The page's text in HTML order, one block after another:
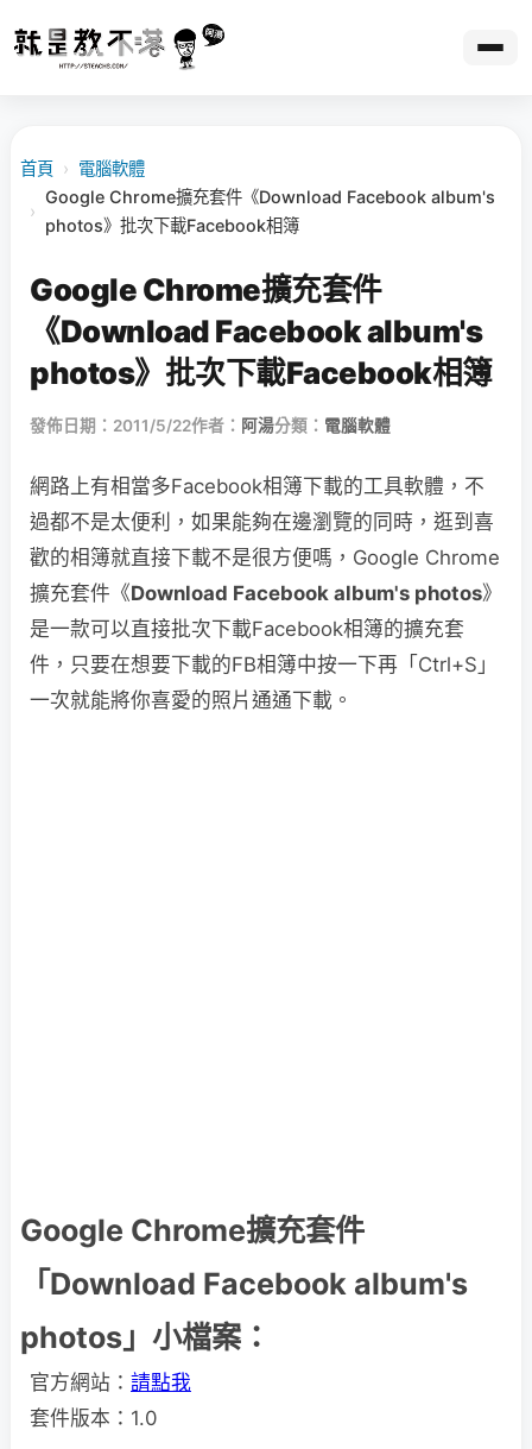
首頁 › 電腦軟體
›
Google Chrome擴充套件《Download Facebook album's
photos》批次下載Facebook相簿
Google Chrome擴充套件
《Download Facebook album's
photos》批次下載Facebook相簿
發佈日期：2011/5/22作者： 阿湯分類： 電腦軟體
網路上有相當多Facebook相簿下載的工具軟體，不
過都不是太便利，如果能夠在邊瀏覽的同時，逛到喜
歡的相簿就直接下載不是很方便嗎，Google Chrome
擴充套件《Download Facebook album's photos》
是一款可以直接批次下載Facebook相簿的擴充套
件，只要在想要下載的FB相簿中按一下再「Ctrl+S」
一次就能將你喜愛的照片通通下載。
Google Chrome擴充套件
「Download Facebook album's
photos」小檔案：
官方網站： 請點我
套件版本：1.0